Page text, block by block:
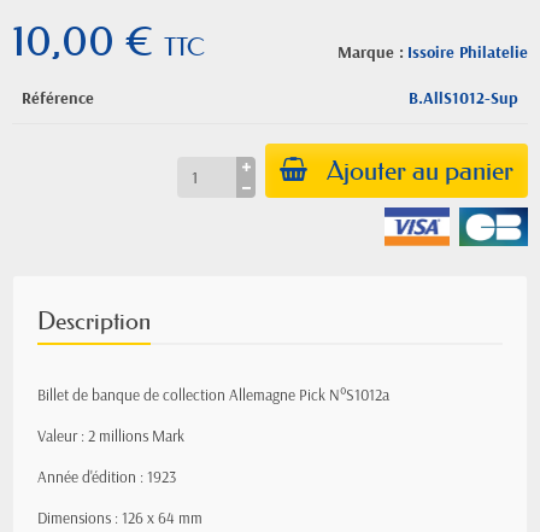
Marque : Issoire Philatelie
10,00 € TTC
Référence B.AllS1012-Sup
Ajouter au panier
Description
Billet de banque de collection Allemagne Pick N°S1012a
Valeur : 2 millions Mark
Année d'édition : 1923
Dimensions : 126 x 64 mm